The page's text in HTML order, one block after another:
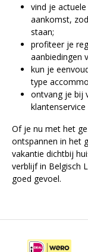
vind je
aankomst,
staan;
profiteer je
aanbiedingen
kun je
type
ontvang je bij
Of je nu met het
ontspannen in het
vakantie dichtbij
verblijf in Belgisch
goed gevoel.